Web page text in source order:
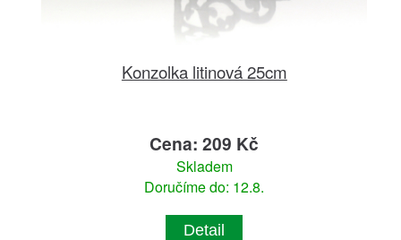
Konzolka litinová 25cm
Cena: 209 Kč
Skladem
Doručíme do: 12.8.
Detail